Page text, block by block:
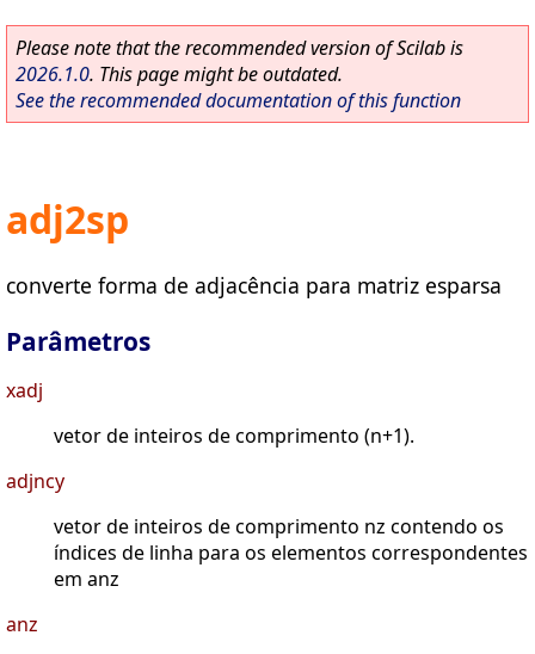
Please note that the recommended version of Scilab is
2026.1.0. This page might be outdated.
See the recommended documentation of this function
adj2sp
converte forma de adjacência para matriz esparsa
Parâmetros
xadj
vetor de inteiros de comprimento (n+1).
adjncy
vetor de inteiros de comprimento nz contendo os
índices de linha para os elementos correspondentes
em anz
anz